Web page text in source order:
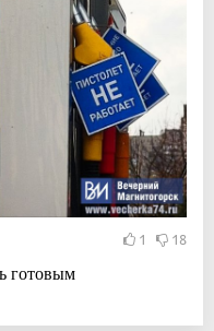
1 18
готовым